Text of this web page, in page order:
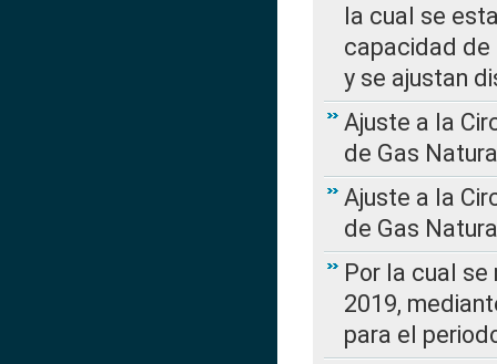
la cual se
capacidad de
y se ajustan
Ajuste a la
de Gas
Ajuste a la
de Gas
Por la cual se
2019,
para el